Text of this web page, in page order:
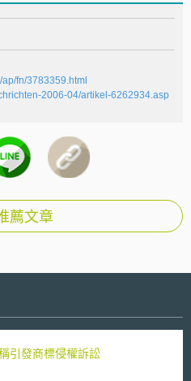
fn/3783359.html
2006-04/artikel-6262934.asp
薦文章
引發商標侵權訴訟